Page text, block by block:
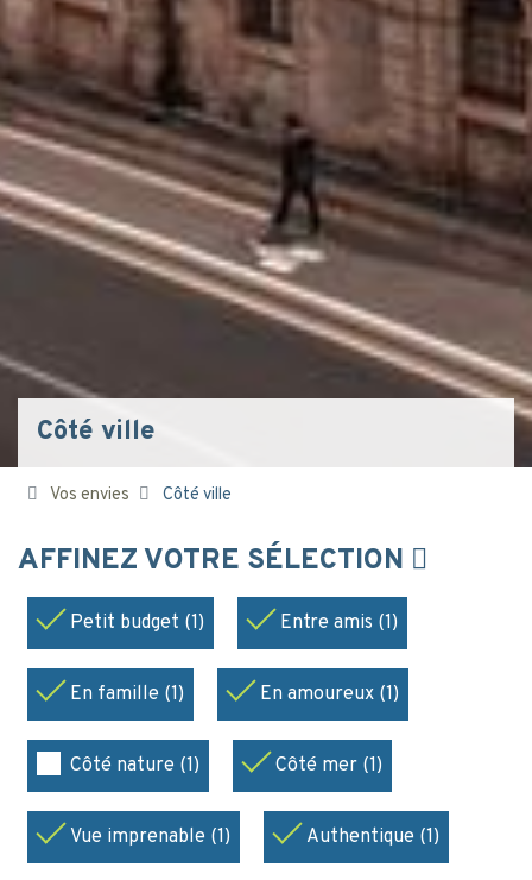
Côté ville
Vos envies Côté ville
AFFINEZ VOTRE SÉLECTION
Petit budget (1) Entre amis (1)
En famille (1) En amoureux (1)
Côté nature (1) Côté mer (1)
Vue imprenable (1) Authentique (1)